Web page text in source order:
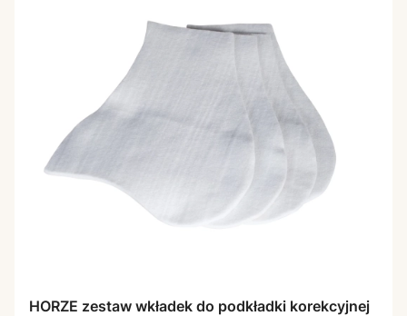
HORZE zestaw wkładek do podkładki korekcyjnej